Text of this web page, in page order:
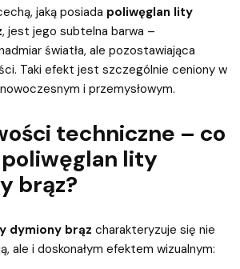
jaką posiada poliwęglan lity
, jest jego subtelna barwa –
światła, ale pozostawiająca
Taki efekt jest szczególnie ceniony w
i przemysłowym.
techniczne – co
lity
brąz?
dymiony brąz charakteryzuje się nie
ale i doskonałym efektem wizualnym: